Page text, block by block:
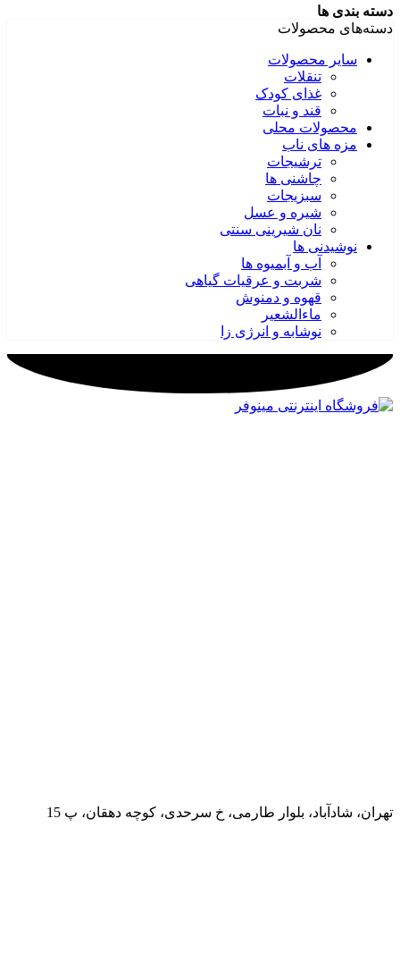
دسته بندی ها
دسته‌های محصولات
سایر محصولات
تنقلات
غذای کودک
قند و نبات
محصولات محلی
مزه های ناب
ترشیجات
چاشنی ها
سبزیجات
شیره و عسل
نان شیرینی سنتی
نوشیدنی ها
آب و آبمیوه ها
شربت و عرقیات گیاهی
قهوه و دمنوش
ماءالشعیر
نوشابه و انرژی زا
تهران، شادآباد، بلوار طارمی، خ سرحدی، کوچه دهقان، پ 15